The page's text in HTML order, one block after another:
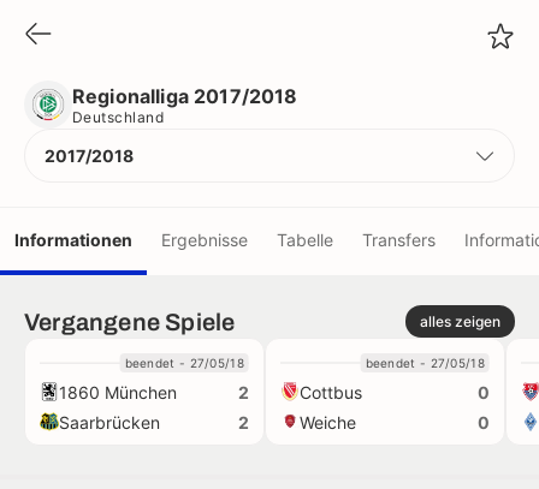
Regionalliga 2017/2018
Deutschland
2017/2018
Informationen Ergebnisse Tabelle Transfers
Vergangene Spiele alles zeigen
beendet - 27/05/18
1860 München
2
Saarbrücken
2
beendet - 27/05/18
Cottbus
0
Weiche
0